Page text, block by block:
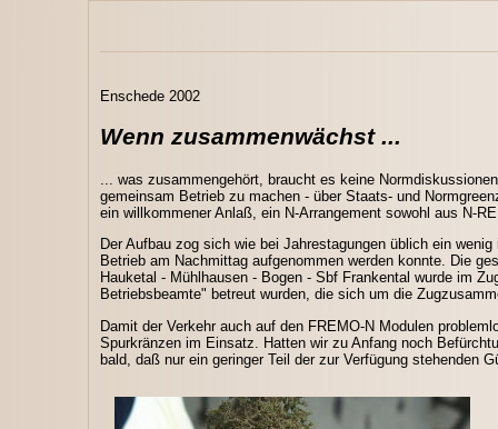
Enschede 2002
Wenn zusammenwächst ...
... was zusammengehört, braucht es keine
gemeinsam Betrieb zu machen - über Staats- und
ein willkommener Anlaß, ein N-Arrangement sowohl aus N-
Der Aufbau zog sich wie bei Jahrestagungen üblich ein
Betrieb am Nachmittag aufgenommen werden konnte. Die
Hauketal - Mühlhausen - Bogen - Sbf Frankental wurde im
Betriebsbeamte" betreut wurden, die sich um die
Damit der Verkehr auch auf den FREMO-N Modulen
Spurkränzen im Einsatz. Hatten wir zu Anfang noch
bald, daß nur ein geringer Teil der zur Verfügung stehenden